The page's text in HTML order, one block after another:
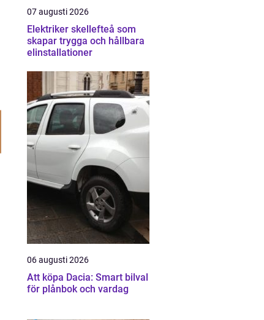
07 augusti 2026
Elektriker skellefteå som
skapar trygga och hållbara
elinstallationer
06 augusti 2026
Att köpa Dacia: Smart bilval
för plånbok och vardag